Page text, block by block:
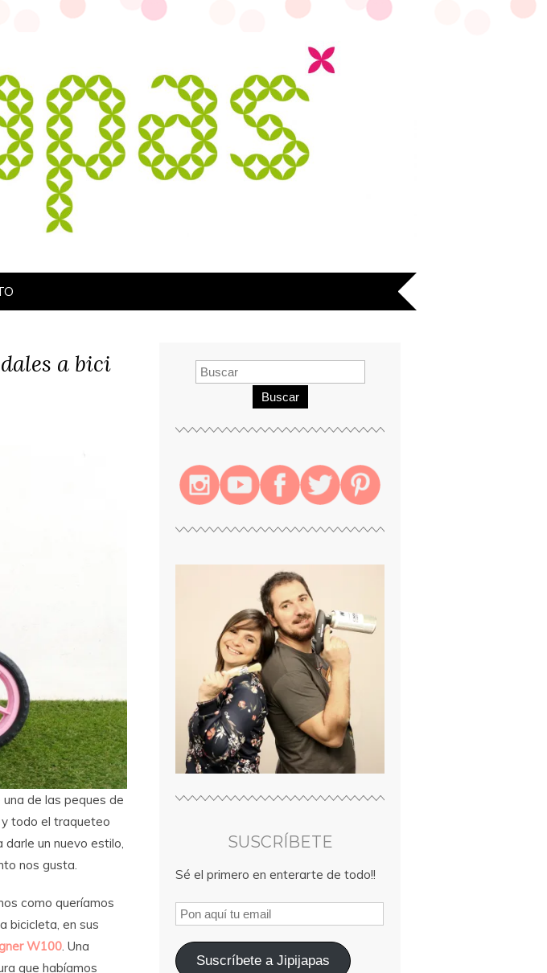
a bici
de las peques de
todo el traqueteo
un nuevo estilo,
nos gusta.
como queríamos
bicicleta, en sus
W100 . Una
que habíamos
Buscar
SUSCRÍBETE
Sé el primero en enterarte de todo!!
Suscríbete a Jipijapas